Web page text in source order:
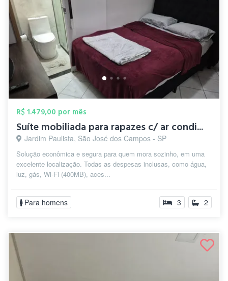
R$ 1.479,00 por mês
Suíte mobiliada para rapazes c/ ar condi...
Jardim Paulista, São José dos Campos - SP
Solução econômica e segura para quem mora sozinho, em uma
excelente localização. Todas as despesas inclusas, como água,
luz, gás, Wi-Fi (400MB), aces...
Para homens 3 2